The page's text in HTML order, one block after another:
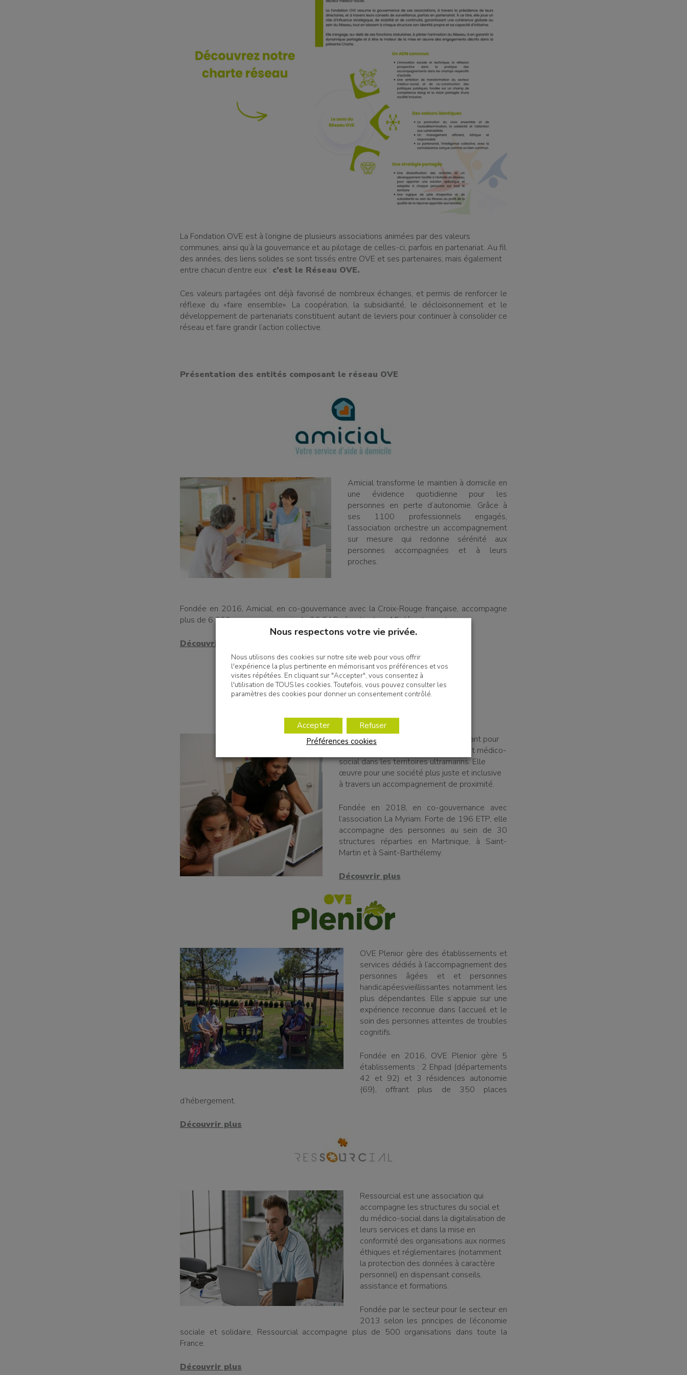
La Fondation OVE est à l’origine de plusieurs associations animées par des valeurs
communes, ainsi qu’à la gouvernance et au pilotage de celles-ci, parfois en partenariat. Au fil
des années, des liens solides se sont tissés entre OVE et ses partenaires, mais également
entre chacun d’entre eux : c’est le Réseau OVE.
Ces valeurs partagées ont déjà favorisé de nombreux échanges, et permis de renforcer le
réflexe du «faire ensemble». La coopération, la subsidiarité, le décloisonnement et le
développement de partenariats constituent autant de leviers pour continuer à consolider ce
réseau et faire grandir l’action collective.
Présentation des entités composant le réseau OVE
Amicial transforme le maintien à domicile en
une évidence quotidienne pour les
personnes en perte d’autonomie. Grâce à
ses 1100 professionnels engagés,
l’association orchestre un accompagnement
sur mesure qui redonne sérénité aux
personnes accompagnées et à leurs
proches.
Fondée en 2016, Amicial, en co-gouvernance avec la Croix-Rouge française, accompagne
plus de 6 000 personnes au sein de 26 SAD répartis dans 15 départements.
Découvrir plus
OVE Caraïbes est une association ayant pour
but de développer le secteur social et médico-
social dans les territoires ultramarins. Elle
œuvre pour une société plus juste et inclusive
à travers un accompagnement de proximité.
Fondée en 2018, en co-gouvernance avec
l’association La Myriam. Forte de 196 ETP, elle
accompagne des personnes au sein de 30
structures réparties en Martinique, à Saint-
Martin et à Saint-Barthélemy.
Découvrir plus
OVE Plenior gère des établissements et
services dédiés à l’accompagnement des
personnes âgées et et personnes
handicapéesvieillissantes notamment les
plus dépendantes. Elle s’appuie sur une
expérience reconnue dans l’accueil et le
soin des personnes atteintes de troubles
cognitifs.
Fondée en 2016, OVE Plenior gère 5
établissements : 2 Ehpad (départements
42 et 92) et 3 résidences autonomie
(69), offrant plus de 350 places
d’hébergement.
Découvrir plus
Ressourcial est une association qui
accompagne les structures du social et
du médico-social dans la digitalisation de
leurs services et dans la mise en
conformité des organisations aux normes
éthiques et réglementaires (notamment
la protection des données à caractère
personnel) en dispensant conseils,
assistance et formations.
Fondée par le secteur pour le secteur en
2013 selon les principes de l’économie
sociale et solidaire, Ressourcial accompagne plus de 500 organisations dans toute la
France.
Découvrir plus
Nous respectons votre vie privée.
Nous utilisons des cookies sur notre site web pour vous offrir
l'expérience la plus pertinente en mémorisant vos préférences et vos
visites répétées. En cliquant sur "Accepter", vous consentez à
l'utilisation de TOUS les cookies. Toutefois, vous pouvez consulter les
paramètres des cookies pour donner un consentement contrôlé.
Accepter
Refuser
Préférences cookies